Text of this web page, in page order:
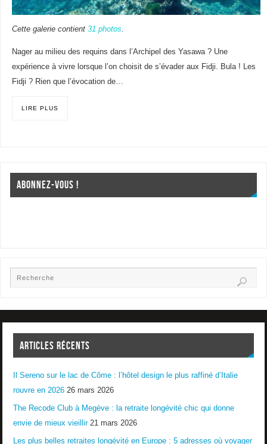
Cette galerie contient 31 photos
Nager au milieu des requins dans l’Archipel des Yasawa ? Une
expérience à vivre lorsque l’on choisit de s’évader aux Fidji. Bula ! Les
Fidji ? Rien que l’évocation de…
LIRE PLUS
ABONNEZ-VOUS !
ARTICLES RÉCENTS
Il Sereno sur le lac de Côme : l’hôtel design le plus raffiné d’Italie
rouvre en 2026 26 mars 2026
The Recode Club à Megève : la retraite longévité chic qui donne
envie de mieux vieillir 21 mars 2026
Les plus belles retraites longévité en Europe : 5 adresses où voyager